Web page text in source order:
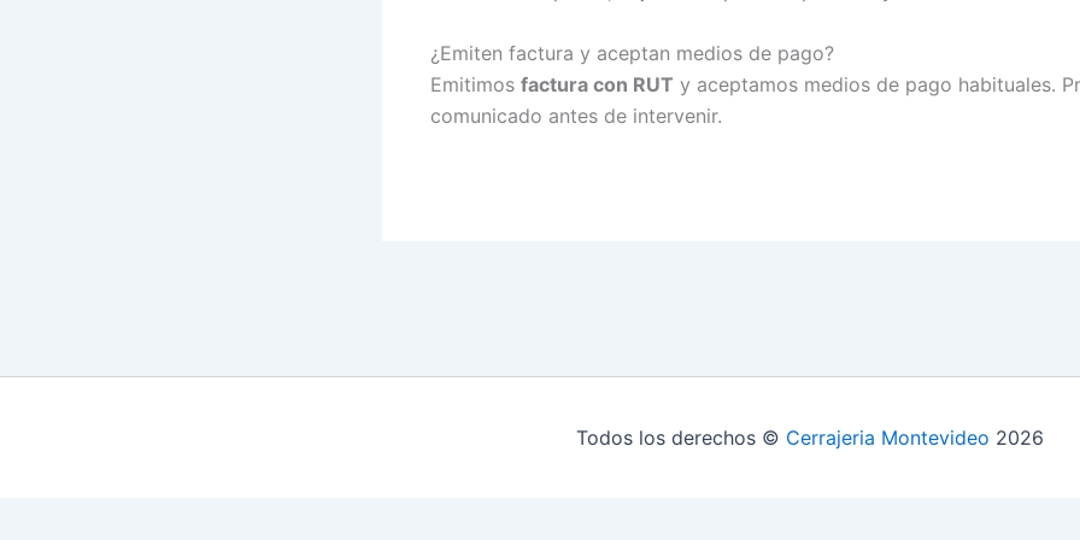
¿Emiten factura y aceptan medios de pago?
Emitimos factura con RUT y aceptamos medios de pago habituales.
comunicado antes de intervenir.
Todos los derechos © Cerrajeria Montevideo 2026